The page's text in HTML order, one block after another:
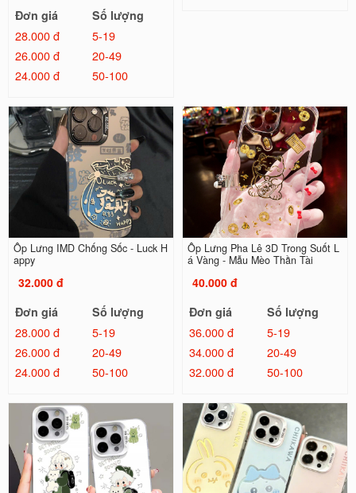
Đơn giá Số lượng
28.000 đ
5-19
26.000 đ
20-49
24.000 đ
50-100
Ốp Lưng IMD Chống Sốc - Luck H
appy
32.000 đ
Đơn giá
Số lượng
28.000 đ
5-19
26.000 đ
20-49
24.000 đ
50-100
Ốp Lưng Pha Lê 3D Trong Suốt L
á Vàng - Mẫu Mèo Thần Tài
40.000 đ
Đơn giá
Số lượng
36.000 đ
5-19
34.000 đ
20-49
32.000 đ
50-100